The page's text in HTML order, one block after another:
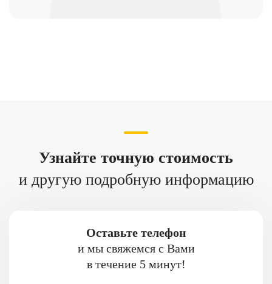
Узнайте точную стоимость
и другую подробную информацию
Оставьте телефон
и мы свяжемся с Вами
в течение 5 минут!